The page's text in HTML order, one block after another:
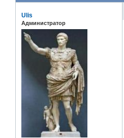
Ulis
Администратор